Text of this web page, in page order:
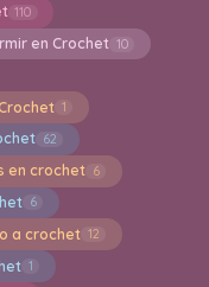
110
en Crochet 10
1
62
en crochet 6
6
a crochet 12
1